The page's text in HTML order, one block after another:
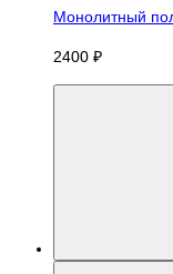
Монолитный
2400 ₽